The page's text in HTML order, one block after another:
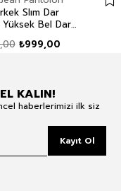
Slım Dar
Bel Dar
₺999,00
KALIN!
haberlerimizi ilk siz
Kayıt Ol